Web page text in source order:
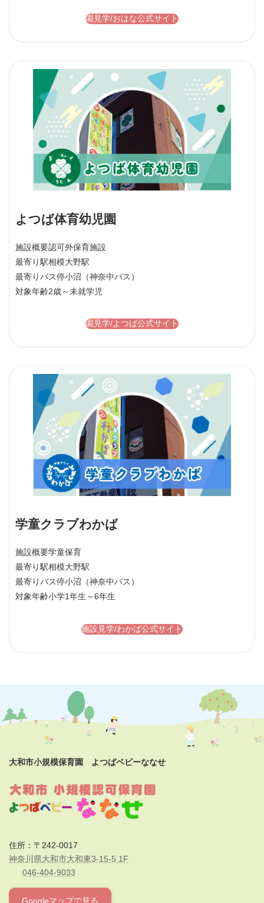
園見学/おはな公式サイト
よつば体育幼児園
施設概要認可外保育施設
最寄り駅相模大野駅
最寄りバス停小沼（神奈中バス）
対象年齢2歳～未就学児
園見学/よつば公式サイト
学童クラブわかば
施設概要学童保育
最寄り駅相模大野駅
最寄りバス停小沼（神奈中バス）
対象年齢小学1年生～6年生
施設見学/わかば公式サイト
大和市小規模保育園 よつばベビーななせ
住所：〒242-0017
神奈川県大和市大和東3-15-5 1F
046-404-9033
Googleマップで見る